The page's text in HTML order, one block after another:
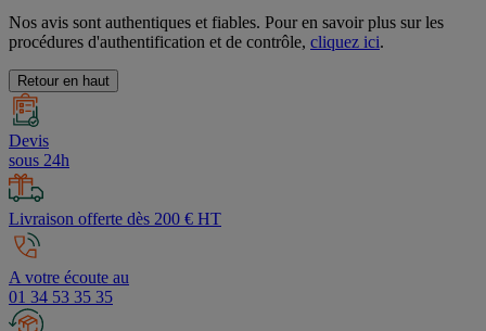
Nos avis sont authentiques et fiables. Pour en savoir plus sur les
procédures d'authentification et de contrôle, cliquez ici.
Retour en haut
Devis
sous 24h
Livraison offerte dès 200 € HT
A votre écoute au
01 34 53 35 35